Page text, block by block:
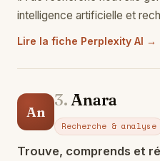
intelligence artificielle et
Lire la fiche Perplexity AI →
An
3.Anara
Recherche & analyse
Trouve, comprends et